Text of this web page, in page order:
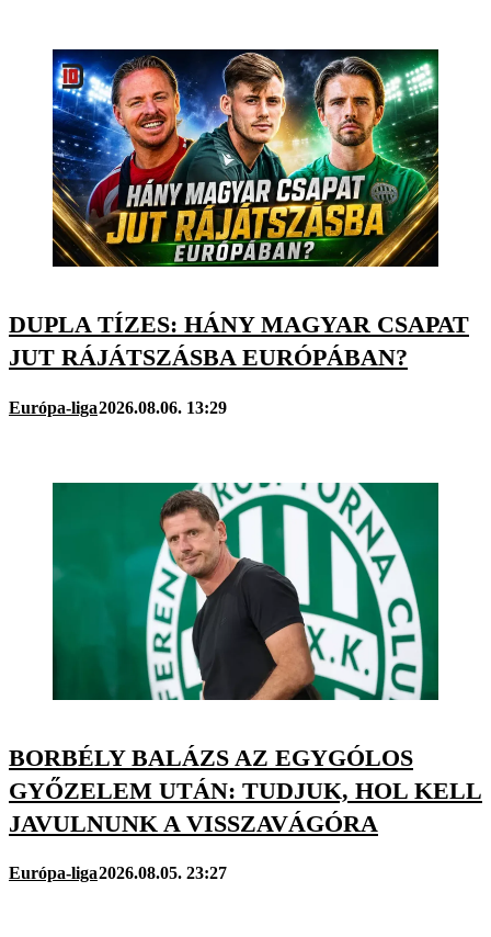
DUPLA TÍZES: HÁNY MAGYAR CSAPAT
JUT RÁJÁTSZÁSBA EURÓPÁBAN?
Európa-liga2026.08.06. 13:29
BORBÉLY BALÁZS AZ EGYGÓLOS
GYŐZELEM UTÁN: TUDJUK, HOL KELL
JAVULNUNK A VISSZAVÁGÓRA
Európa-liga2026.08.05. 23:27